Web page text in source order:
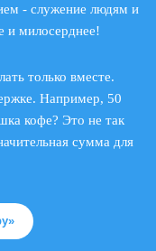
- служение людям и
и милосерднее!
только вместе.
Например, 50
кофе? Это не так
сумма для